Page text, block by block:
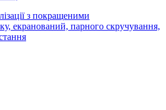
з покращеними
екранований, парного скручування,